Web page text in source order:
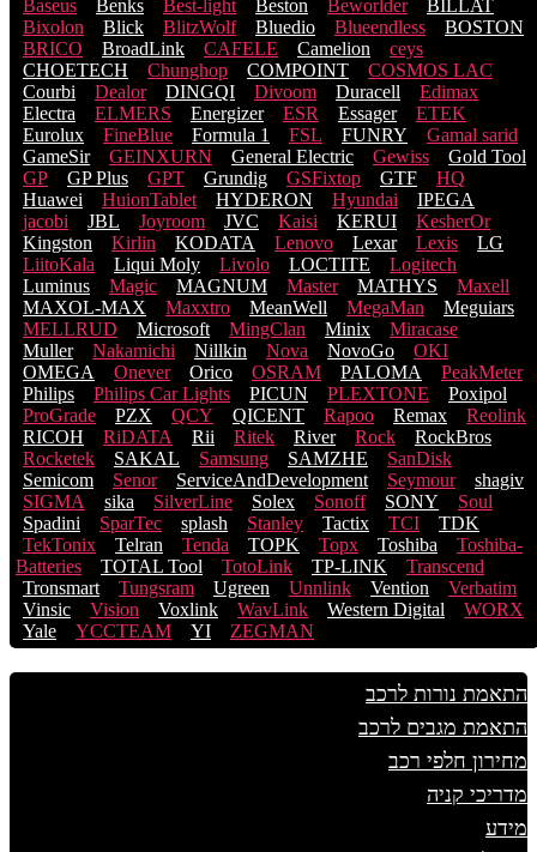
Baseus
Benks Best-light Beston Beworlder
BILLAT
Bixolon
Blick BlitzWolf Bluedio Blueendless
BOSTON
BRICO
BroadLink CAFELE Camelion
ceys
CHOETECH
Chunghop COMPOINT
COSMOS LACֹ
Courbi
Dealor DINGQI Divoom Duracell
Edimax
Electra
ELMERS Energizer ESR Essager
ETEK
Eurolux
FineBlue Formula 1 FSL FUNRY
Gamal sarid
GameSir
GEINXURN General Electric Gewiss
Gold Tool
GP
GP Plus GPT Grundig GSFixtop GTF
HQ
Huawei
HuionTablet HYDERON Hyundai
IPEGA
jacobi
JBL Joyroom JVC Kaisi KERUI
KesherOr
Kingston
Kirlin KODATA Lenovo Lexar Lexis
LG
LiitoKala
Liqui Moly Livolo LOCTITE
Logitech
Luminus
Magic MAGNUM Master MATHYS
Maxell
MAXOL-MAX
Maxxtro MeanWell MegaMan
Meguiars
MELLRUD
Microsoft MingClan Minix
Miracase
Muller
Nakamichi Nillkin Nova NovoGo
OKI
OMEGA
Onever Orico OSRAM PALOMA
PeakMeter
Philips
Philips Car Lights PICUN PLEXTONE
Poxipol
ProGrade
PZX QCY QICENT Rapoo Remax
Reolink
RICOH
RiDATA Rii Ritek River Rock
RockBros
Rocketek
SAKAL Samsung SAMZHE
SanDisk
Semicom
Senor ServiceAndDevelopment Seymour
shagiv
SIGMA
sika SilverLine Solex Sonoff SONY
Soul
Spadini
SparTec splash Stanley Tactix TCI
TDK
TekTonix
Telran Tenda TOPK Topx Toshiba
Toshiba-
Batteries
TOTAL Tool TotoLink TP-LINK
Transcend
Tronsmart
Tungsram Ugreen Unnlink Vention
Verbatim
Vinsic
Vision Voxlink WavLink Western Digital
WORX
Yale
YCCTEAM YI ZEGMAN
התאמת נורות לרכב
התאמת מגבים לרכב
מחירון חלפי רכב
מדריכי קניה
מידע